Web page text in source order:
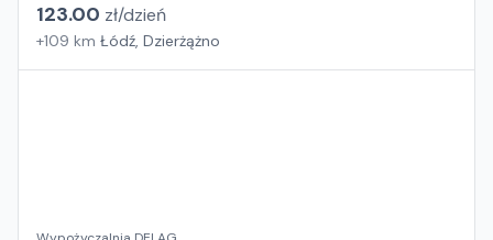
123.00 zł/dzień
+109 km Łódź, Dzierżążno